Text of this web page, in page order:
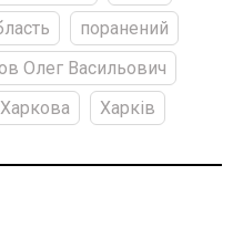
поранений
Олег Васильович
Харків